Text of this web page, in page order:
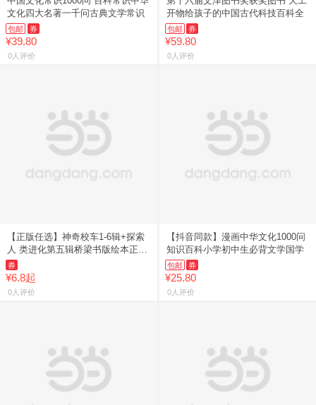
文化四大名著一千问古典文学常识
包邮 券
¥39.80
0人评价
开物给孩子的中国古代科技百科全
包邮 券
¥59.80
0人评价
【正版任选】神奇校车1-6辑+探索
人 类进化第五辑桥梁书版绘本正版
乔
券
¥6.8起
0人评价
【抖音同款】漫画中华文化1000问
知识百科小学初中生必背文学国学
包邮 券
¥25.80
0人评价